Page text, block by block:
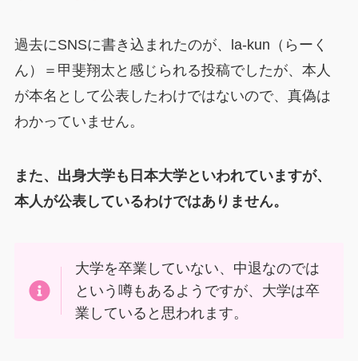
過去にSNSに書き込まれたのが、la-kun（らーく
ん）＝甲斐翔太と感じられる投稿でしたが、本人
が本名として公表したわけではないので、真偽は
わかっていません。
また、出身大学も日本大学といわれていますが、
本人が公表しているわけではありません。
大学を卒業していない、中退なのでは
という噂もあるようですが、大学は卒
業していると思われます。